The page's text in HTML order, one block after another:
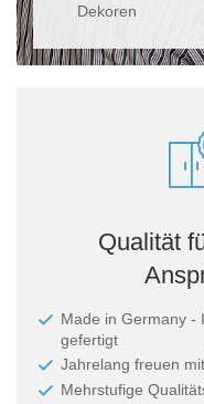
Dekoren
Qualität
Made in Germany -
gefertigt
Jahrelang freuen
Mehrstufige